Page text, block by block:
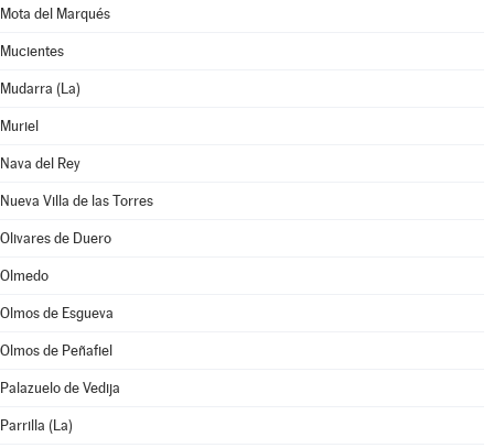
Mota del Marqués
Mucientes
Mudarra (La)
Muriel
Nava del Rey
Nueva Villa de las Torres
Olivares de Duero
Olmedo
Olmos de Esgueva
Olmos de Peñafiel
Palazuelo de Vedija
Parrilla (La)